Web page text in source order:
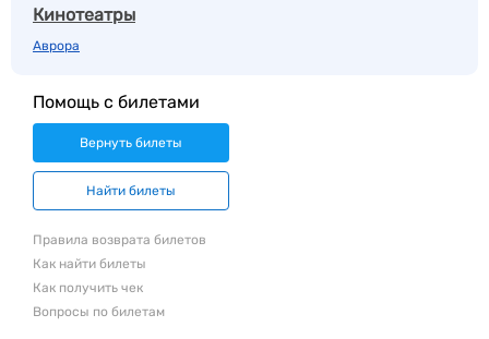
Кинотеатры
Аврора
Помощь с билетами
Вернуть билеты
Найти билеты
Правила возврата билетов
Как найти билеты
Как получить чек
Вопросы по билетам